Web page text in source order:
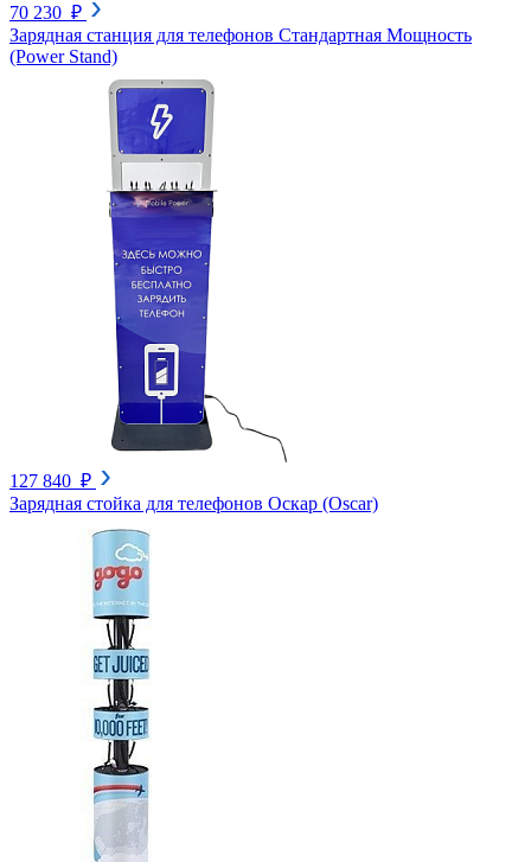
70 230 ₽
Зарядная станция для телефонов Стандартная Мощность
(Power Stand)
127 840 ₽
Зарядная стойка для телефонов Оскар (Oscar)